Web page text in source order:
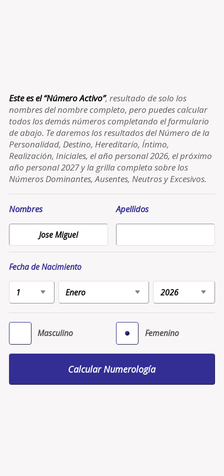
Este es el “Número Activo”, resultado de solo los
nombres del nombre completo, pero puedes calcular
todos los demás números completando el formulario
de abajo. Te daremos los resultados del Número de la
Personalidad, Destino, Hereditario, Íntimo,
Realización, Iniciales, el año personal 2026, el próximo
año personal 2027 y la grilla completa sobre los
Números Dominantes, Ausentes, Neutros y Excesivos.
Nombres Apellidos
Fecha de Nacimiento
Masculino Femenino